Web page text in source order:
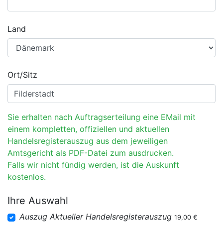
Land
Ort/Sitz
Sie erhalten nach Auftragserteilung eine EMail mit
einem kompletten, offiziellen und aktuellen
Handelsregisterauszug aus dem jeweiligen
Amtsgericht als PDF-Datei zum ausdrucken.
Falls wir nicht fündig werden, ist die Auskunft
kostenlos.
Ihre Auswahl
Auszug Aktueller Handelsregisterauszug 19,00 €